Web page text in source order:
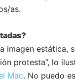
as.
imagen estática,
protesta”, lo
Mac. No puedo